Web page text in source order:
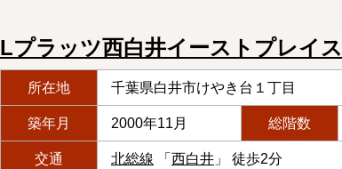
Lプラッツ西白井イーストプレイス
所在地 千葉県白井市けやき台１丁目
築年月 2000年11月 総階数
交通 北総線 「 西白井 」 徒歩2分